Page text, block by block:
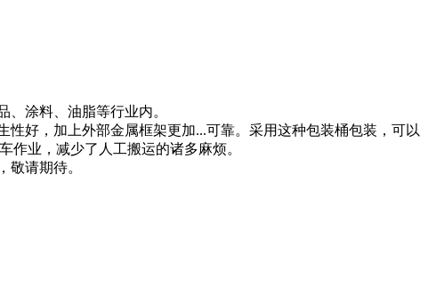
涂料、油脂等行业内。
好，加上外部金属框架更加...可靠。采用这种包装桶包装，可以
作业，减少了人工搬运的诸多麻烦。
请期待。